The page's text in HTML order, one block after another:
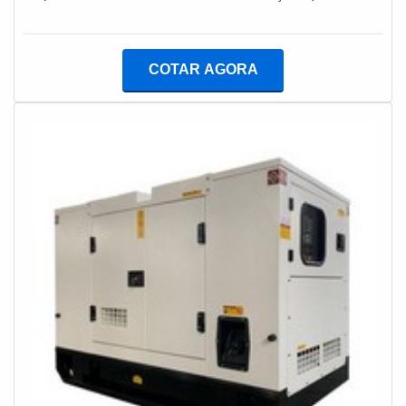
GERADOR DE ENERGIA A DIESEL ALUGUELQuem
encontrar locação de grupos geradores para eventos
atualidade.Ainda tratando-se de gerador de energia a
diesel aluguel, deve-se descartar empresas que não
tenham produtos e serviços com ótima qualidade e
eficiência, detalhes que passam despercebidos e
podem gerar prejuízo futuros para os clientes.Além
disso, é de suma importância realizar uma pesquisa
a evitar possíveis prejuízos financeiros e danos
materiais. Assim, é possível assegurar
responsabilidade e eficiência.REFERÊNCIA PARA
GERADOR DE ENERGIA A DIESEL Sabendo da
COTAR AGORA